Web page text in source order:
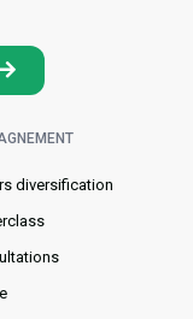
diversification